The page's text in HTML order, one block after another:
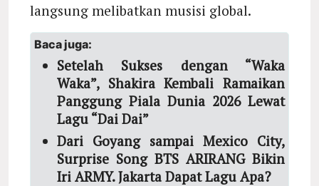
langsung melibatkan musisi global.
Baca juga:
Setelah Sukses dengan “Waka
Waka”, Shakira Kembali Ramaikan
Panggung Piala Dunia 2026 Lewat
Lagu “Dai Dai”
Dari Goyang sampai Mexico City,
Surprise Song BTS ARIRANG Bikin
Iri ARMY. Jakarta Dapat Lagu Apa?